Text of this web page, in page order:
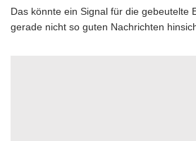
Das könnte ein Signal für die gebeutelte
gerade nicht so guten Nachrichten